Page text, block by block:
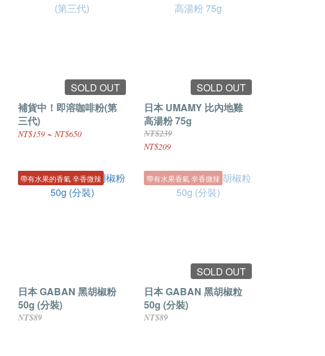
SOLD OUT
補貨中！即溶咖啡粉(第
三代)
NT$159 ~ NT$650
SOLD OUT
日本 UMAMY 比內地雞
高湯粉 75g
NT$239
NT$209
帶有水果的香氣 辛香微辣
日本 GABAN 黑胡椒粉
50g (分裝)
NT$89
帶有水果香氣 辛香微辣
SOLD OUT
日本 GABAN 黑胡椒粒
50g (分裝)
NT$89